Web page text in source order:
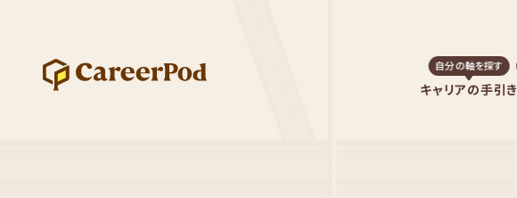
キャリアの手引き
自分の軸を探す